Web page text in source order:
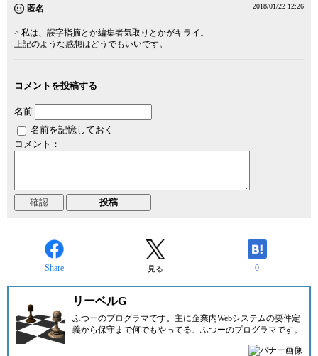
匿名 2018/01/22 12:26
> 私は、誤字指摘とか編集者気取りとかがキライ。
上記のような感想はどうでもいいです。
コメントを投稿する
名前
名前を記憶しておく
コメント：
Share 見る 0
リーベルG
ふつーのプログラマです。主に企業内Webシステムの要件定
義から保守まで何でもやってる、ふつーのプログラマです。